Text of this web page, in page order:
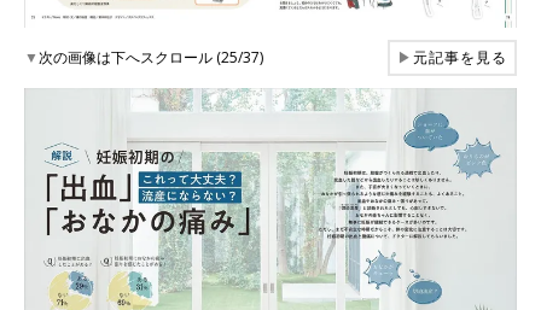
▼次の画像は下へスクロール (25/37) ▶元記事を見る